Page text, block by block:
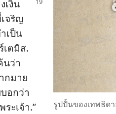
รูป​ปั้น​ของ​เทพ​ธิดา​
เงิน​
จริญ​
เป็น​
เตมิส.
น​ว่า
ก​มาย​
อก​ว่า
ะเจ้า.”